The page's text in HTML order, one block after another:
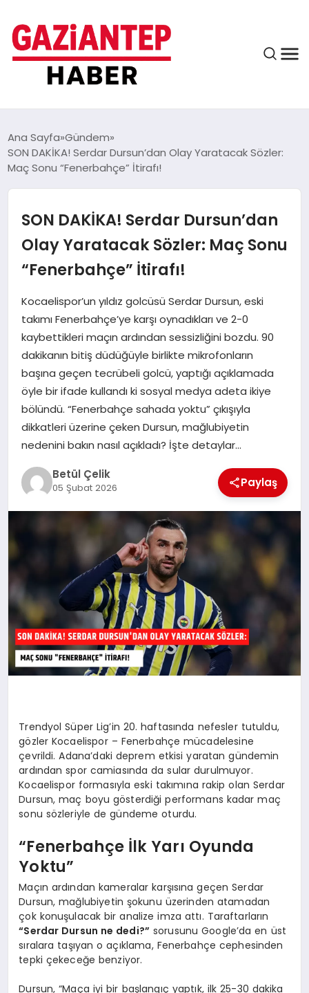
ASAYIŞ
EĞITIM
FINANS
MAGAZIN
SPOR
SIYASET
DIĞER
Ana Sayfa Gündem
SON DAKİKA! Serdar Dursun’dan Olay Yaratacak Sözler:
Maç Sonu “Fenerbahçe” İtirafı!
SON DAKİKA! Serdar Dursun’dan
Olay Yaratacak Sözler: Maç Sonu
“Fenerbahçe” İtirafı!
Kocaelispor’un yıldız golcüsü Serdar Dursun, eski
takımı Fenerbahçe’ye karşı oynadıkları ve 2-0
kaybettikleri maçın ardından sessizliğini bozdu. 90
dakikanın bitiş düdüğüyle birlikte mikrofonların
başına geçen tecrübeli golcü, yaptığı açıklamada
öyle bir ifade kullandı ki sosyal medya adeta ikiye
bölündü. “Fenerbahçe sahada yoktu” çıkışıyla
dikkatleri üzerine çeken Dursun, mağlubiyetin
nedenini bakın nasıl açıkladı? İşte detaylar…
Betül Çelik
05 Şubat 2026 Paylaş
Trendyol Süper Lig’in 20. haftasında nefesler tutuldu,
gözler Kocaelispor – Fenerbahçe mücadelesine
çevrildi. Adana’daki deprem etkisi yaratan gündemin
ardından spor camiasında da sular durulmuyor.
Kocaelispor formasıyla eski takımına rakip olan Serdar
Dursun, maç boyu gösterdiği performans kadar maç
sonu sözleriyle de gündeme oturdu.
“Fenerbahçe İlk Yarı Oyunda
Yoktu”
Maçın ardından kameralar karşısına geçen Serdar
Dursun, mağlubiyetin şokunu üzerinden atamadan
çok konuşulacak bir analize imza attı. Taraftarların
“Serdar Dursun ne dedi?” sorusunu Google’da en üst
sıralara taşıyan o açıklama, Fenerbahçe cephesinden
tepki çekeceğe benziyor.
Dursun, “Maça iyi bir başlangıç yaptık, ilk 25-30 dakika